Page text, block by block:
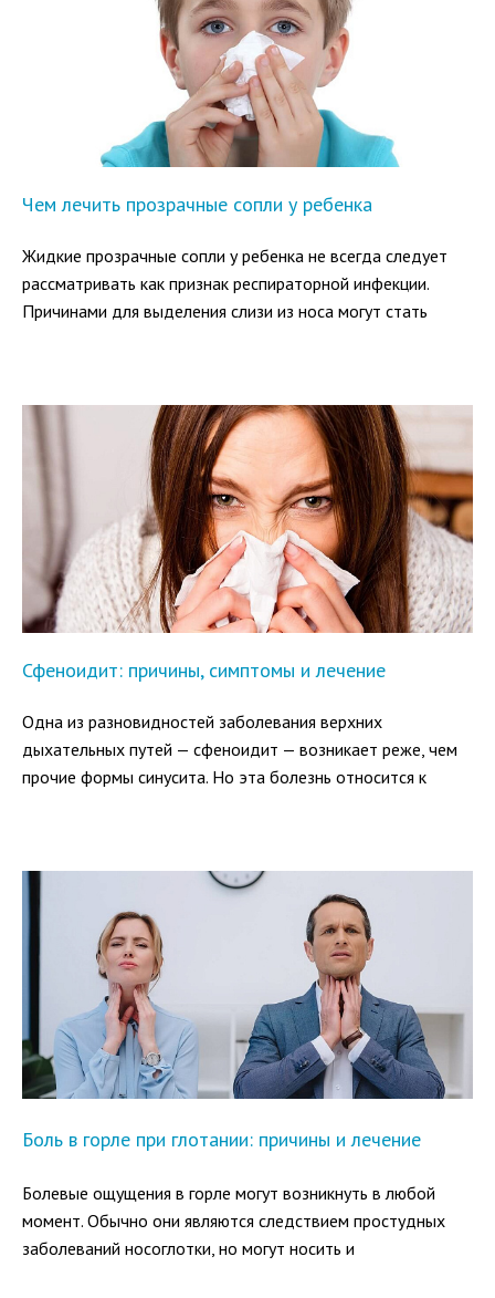
Чем лечить прозрачные сопли у ребенка
Жидкие прозрачные сопли у ребенка не всегда следует
рассматривать как признак респираторной инфекции.
Причинами для выделения слизи из носа могут стать
сезонной симптоматики и следует ли родителям
обращаться за медицинской помощью.
Сфеноидит: причины, симптомы и лечение
Одна из разновидностей заболевания верхних
дыхательных путей — сфеноидит — возникает реже, чем
прочие формы синусита. Но эта болезнь относится к
(синуса), находящейся глубоко в черепной коробке.
Боль в горле при глотании: причины и лечение
Болевые ощущения в горле могут возникнуть в любой
момент. Обычно они являются следствием простудных
заболеваний носоглотки, но могут носить и